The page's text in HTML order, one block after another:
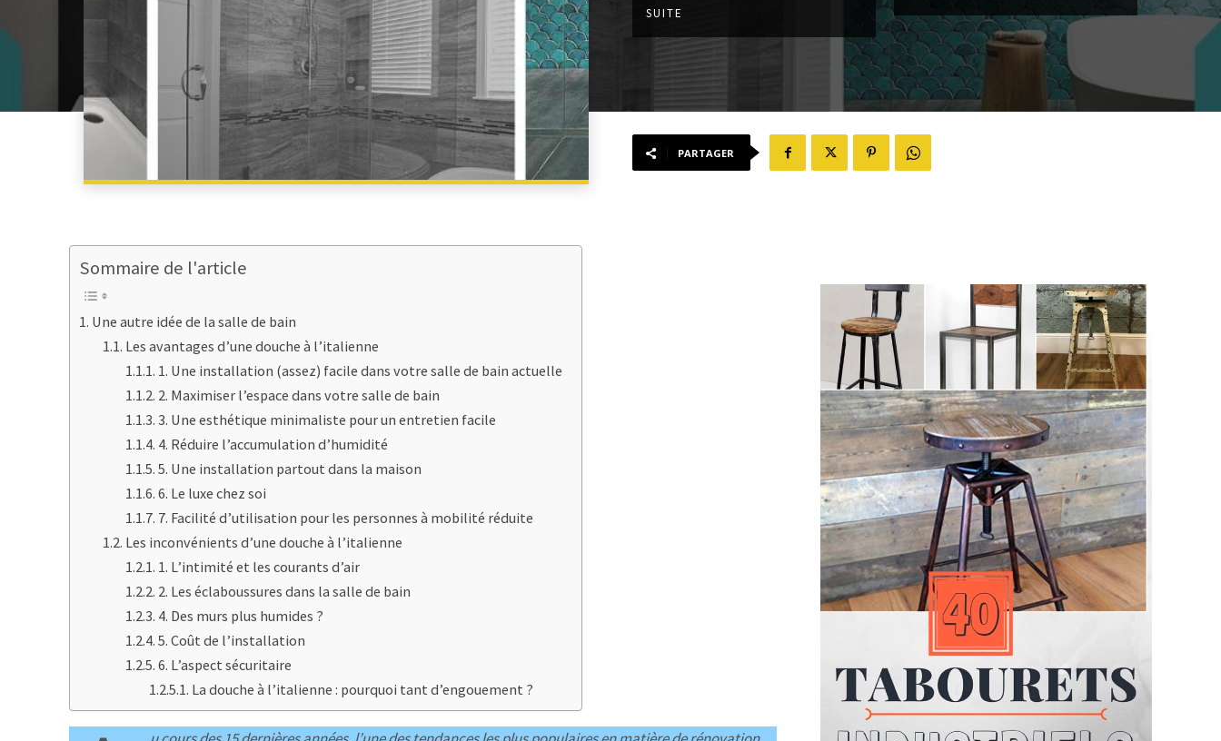
SUITE
PARTAGER
Sommaire de l'article
Une autre idée de la salle de bain
Les avantages d’une douche à l’italienne
1. Une installation (assez) facile dans votre salle de bain actuelle
2. Maximiser l’espace dans votre salle de bain
3. Une esthétique minimaliste pour un entretien facile
4. Réduire l’accumulation d’humidité
5. Une installation partout dans la maison
6. Le luxe chez soi
7. Facilité d’utilisation pour les personnes à mobilité réduite
Les inconvénients d’une douche à l’italienne
1. L’intimité et les courants d’air
2. Les éclaboussures dans la salle de bain
4. Des murs plus humides ?
5. Coût de l’installation
6. L’aspect sécuritaire
La douche à l’italienne : pourquoi tant d’engouement ?